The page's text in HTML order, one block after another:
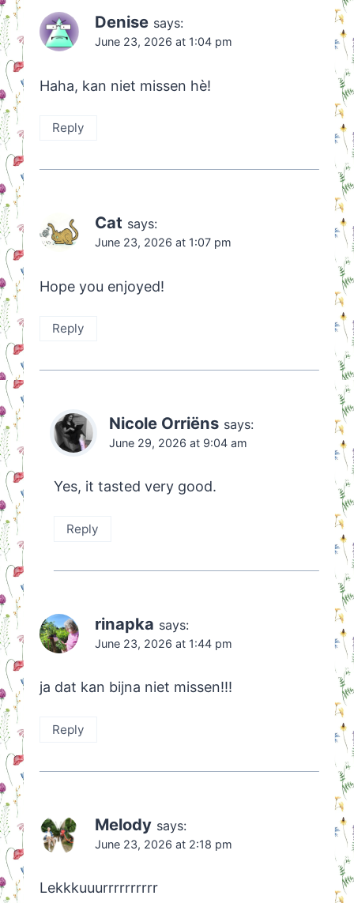
Denise says:
June 23, 2026 at 1:04 pm
Haha, kan niet missen hè!
Reply
Cat says:
June 23, 2026 at 1:07 pm
Hope you enjoyed!
Reply
Nicole Orriëns says:
June 29, 2026 at 9:04 am
Yes, it tasted very good.
Reply
rinapka says:
June 23, 2026 at 1:44 pm
ja dat kan bijna niet missen!!!
Reply
Melody says:
June 23, 2026 at 2:18 pm
Lekkkuuurrrrrrrrrr